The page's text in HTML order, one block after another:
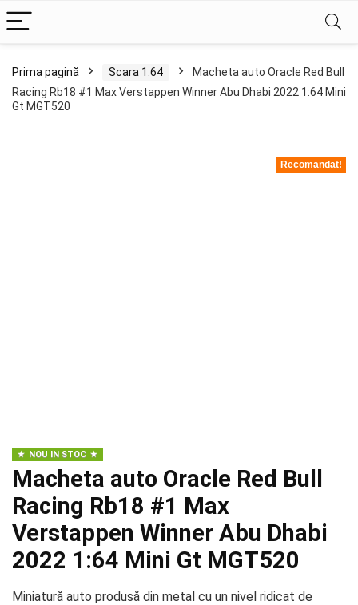
Prima pagină Scara 1:64
Macheta auto Oracle Red Bull
Racing Rb18 #1 Max Verstappen Winner Abu Dhabi 2022 1:64 Mini
Gt MGT520
Recomandat!
NOU IN STOC
Macheta auto Oracle Red Bull
Racing Rb18 #1 Max
Verstappen Winner Abu Dhabi
2022 1:64 Mini Gt MGT520
Miniatură auto produsă din metal cu un nivel ridicat de